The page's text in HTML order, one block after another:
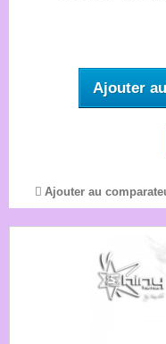
Ajouter
Ajouter au